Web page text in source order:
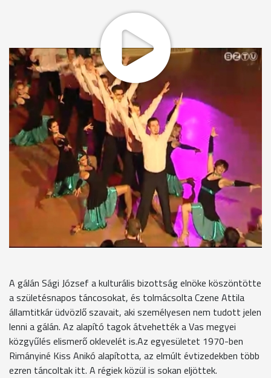
Napközben a Tóh Attila emlékversenyen még egymás ellen
küzdöttek a táncosok, este pedig már teltház előtt
ünnepelték az egyesület születésnapját. Elhozták a negyven
év alatt elhódított trófeákat, kupákat, és egy közel három
órás gálán mutatták be híres koreográfiáikat.Kűrök, egyéni
produkciók, formációs csapatok szerepeltek a műsorban.
Darás Tímea - elnökségi tag, Savaria TSE
"Az elmúlt 40 év összes táncosát megkerestük, 155 főt
sikerült toborozni. Fellépnek a 9 évesektől a 65 éves
korosztályig.Jelenleg két csapatunk van, a junior és az ifjúsági
csapatunk is a magyar bajnokság latin kategóriájában indul."
A gálán Sági József a kulturális bizottság elnöke köszöntötte
a születésnapos táncosokat, és tolmácsolta Czene Attila
államtitkár üdvözlő szavait, aki személyesen nem tudott jelen
lenni a gálán. Az alapító tagok átvehették a Vas megyei
közgyűlés elismerő oklevelét is.Az egyesületet 1970-ben
Rimányiné Kiss Anikó alapította, az elmúlt évtizedekben több
ezren táncoltak itt. A régiek közül is sokan eljöttek.